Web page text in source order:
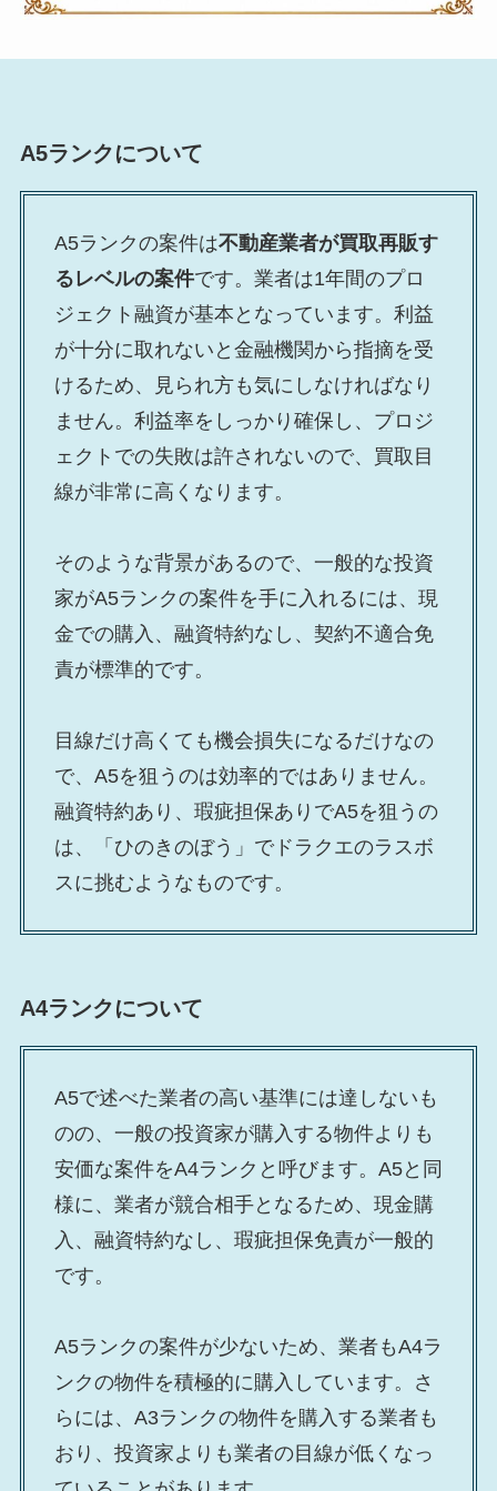
A5ランクについて
A5ランクの案件は不動産業者が買取再販す
るレベルの案件です。業者は1年間のプロ
ジェクト融資が基本となっています。利益
が十分に取れないと金融機関から指摘を受
けるため、見られ方も気にしなければなり
ません。利益率をしっかり確保し、プロジ
ェクトでの失敗は許されないので、買取目
線が非常に高くなります。
そのような背景があるので、一般的な投資
家がA5ランクの案件を手に入れるには、現
金での購入、融資特約なし、契約不適合免
責が標準的です。
目線だけ高くても機会損失になるだけなの
で、A5を狙うのは効率的ではありません。
融資特約あり、瑕疵担保ありでA5を狙うの
は、「ひのきのぼう」でドラクエのラスボ
スに挑むようなものです。
A4ランクについて
A5で述べた業者の高い基準には達しないも
のの、一般の投資家が購入する物件よりも
安価な案件をA4ランクと呼びます。A5と同
様に、業者が競合相手となるため、現金購
入、融資特約なし、瑕疵担保免責が一般的
です。
A5ランクの案件が少ないため、業者もA4ラ
ンクの物件を積極的に購入しています。さ
らには、A3ランクの物件を購入する業者も
おり、投資家よりも業者の目線が低くなっ